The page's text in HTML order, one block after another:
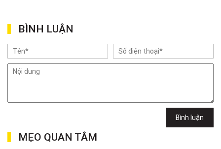
BÌNH LUẬN
Bình luận
MẸO QUAN TÂM